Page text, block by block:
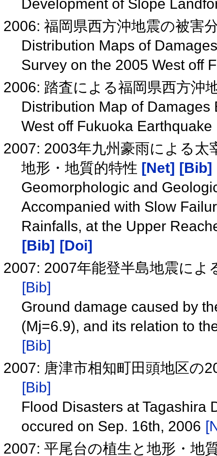
Development of Slope
2006: 福岡県西方沖地震の被害
Distribution Maps of
Survey on the 2005 West off
2006: 踏査による福岡県西方沖
Distribution Map of
West off Fukuoka Earthquake
2007: 2003年九州豪雨による太
地形・地質的特性 [Net] [Bib]
Geomorphologic and
Accompanied with Slow
Rainfalls, at the Upper
[Bib]
[Doi]
2007: 2007年能登半島地震に
[Bib]
Ground damage caused by
(Mj=6.9), and its relation to
[Bib]
2007: 唐津市相知町田頭地区の
[Bib]
Flood Disasters at Tagashira
occured on Sep. 16th, 2006
2007: 平尾台の植生と地形・地